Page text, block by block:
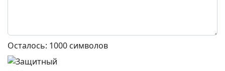
Осталось: 1000 символов